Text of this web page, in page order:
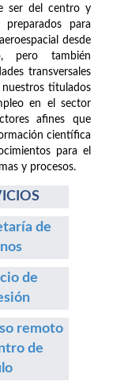
ser del centro y
para
desde
pero también
transversales
nuestros titulados
en el sector
afines que
científica
para el
y procesos.
de
de
remoto
de